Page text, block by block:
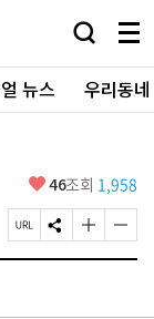
검
창
열
기
메
뉴
전
체
보
뉴스 우리동
좋
요
46조회 1,958
페
이
S
N
글
자
글
자